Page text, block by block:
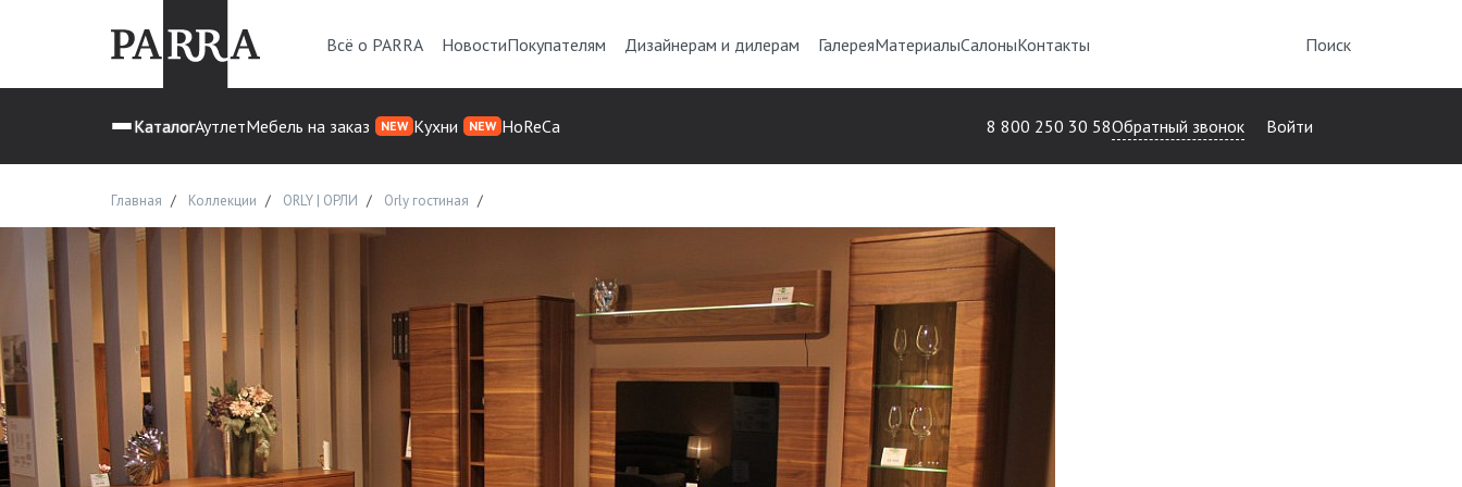
Всё о PARRA НовостиПокупателям Дизайнерам и дилерам ГалереяМатериалыСалоныКонтакты Поиск
КаталогАутлетМебель на заказ NEW Кухни NEW HoReCa 8 800 250 30 58Обратный звонок Войти
Главная Коллекции ORLY | ОРЛИ Orly гостиная